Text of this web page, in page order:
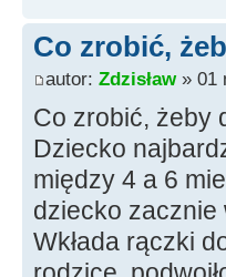
Co zrobić,
autor: Zdzisław» 01
Co zrobić, żeby
Dziecko
między 4 a 6
dziecko zacznie
Wkłada rączki